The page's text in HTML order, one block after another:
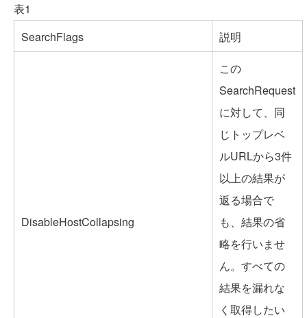
表1
SearchFlags
説明
DisableHostCollapsing
この
SearchRequest
に対して、同
じトップレベ
ルURLから3件
以上の結果が
返る場合で
も、結果の省
略を行いませ
ん。すべての
結果を漏れな
く取得したい